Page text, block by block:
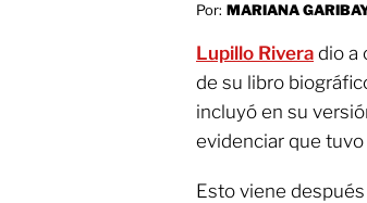
Por: MARIANA
Lupillo Rivera dio a
de su libro
incluyó en su
evidenciar que
Esto viene